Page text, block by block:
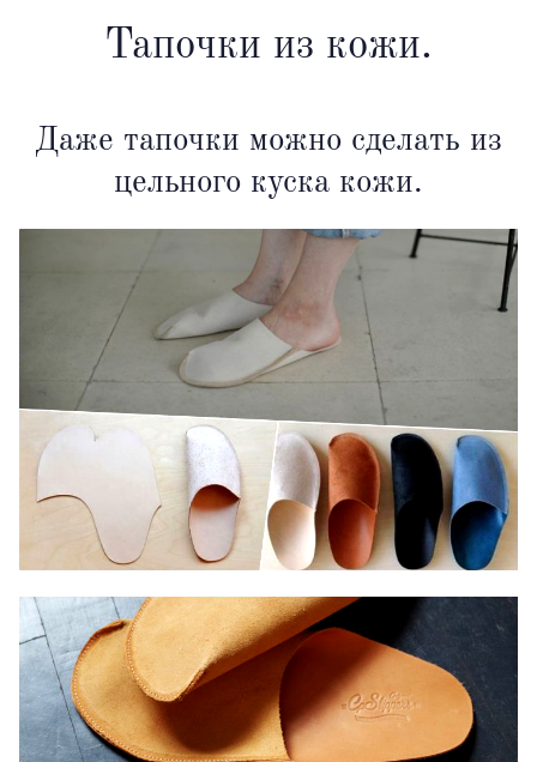
Тапочки из кожи.
Даже тапочки можно сделать из
цельного куска кожи.